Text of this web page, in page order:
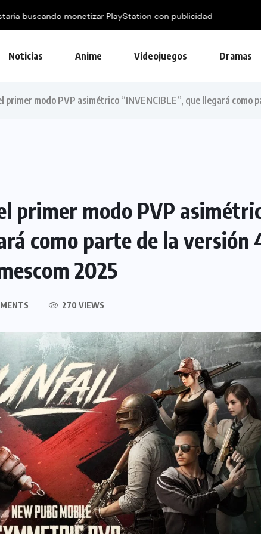
con publicidad
Noticias Anime Videojuegos Dramas
primer modo PVP asimétrico “INVENCIBLE”, que llegará
primer modo PVP
como parte de la versión
2025
270 VIEWS